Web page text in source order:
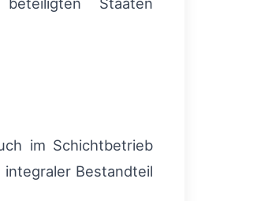
im Schichtbetrieb
Bestandteil